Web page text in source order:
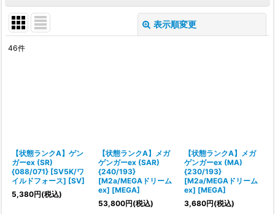
表示順変更
絞り込む
46件
【状態ランクA】ゲン
ガーex (SR)
{088/071} [SV5K/ワ
イルドフォース] [SV]
5,380円(税込)
【状態ランクA】メガ
ゲンガーex (SAR)
{240/193}
[M2a/MEGAドリーム
ex] [MEGA]
53,800円(税込)
【状態ランクA】メガ
ゲンガーex (MA)
{230/193}
[M2a/MEGAドリーム
ex] [MEGA]
3,680円(税込)